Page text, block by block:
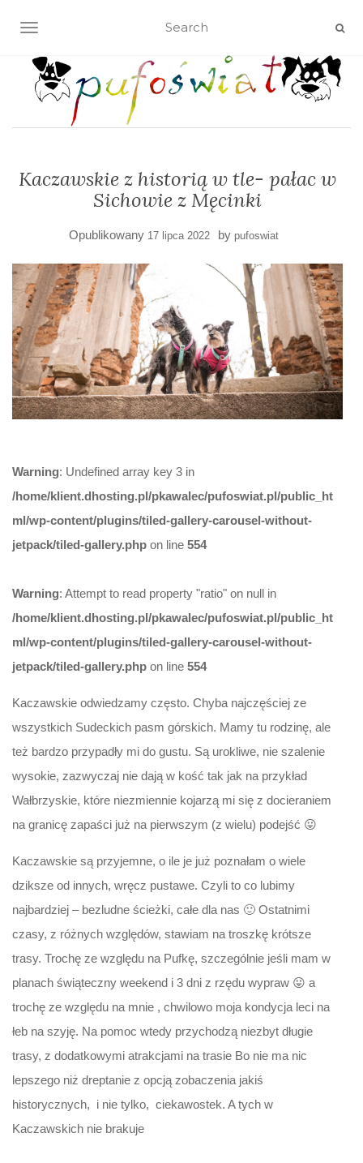
TOGGLE NAVIGATION
Kaczawskie z historią w tle- pałac w
Sichowie z Męcinki
Opublikowany 17 lipca 2022 by pufoswiat
Warning: Undefined array key 3 in
/home/klient.dhosting.pl/pkawalec/pufoswiat.pl/public_ht
ml/wp-content/plugins/tiled-gallery-carousel-without-
jetpack/tiled-gallery.php on line 554
Warning: Attempt to read property "ratio" on null in
/home/klient.dhosting.pl/pkawalec/pufoswiat.pl/public_ht
ml/wp-content/plugins/tiled-gallery-carousel-without-
jetpack/tiled-gallery.php on line 554
Kaczawskie odwiedzamy często. Chyba najczęściej ze
wszystkich Sudeckich pasm górskich. Mamy tu rodzinę, ale
też bardzo przypadły mi do gustu. Są urokliwe, nie szalenie
wysokie, zazwyczaj nie dają w kość tak jak na przykład
Wałbrzyskie, które niezmiennie kojarzą mi się z docieraniem
na granicę zapaści już na pierwszym (z wielu) podejść 😛
Kaczawskie są przyjemne, o ile je już poznałam o wiele
dziksze od innych, wręcz pustawe. Czyli to co lubimy
najbardziej – bezludne ścieżki, całe dla nas 🙂 Ostatnimi
czasy, z różnych względów, stawiam na troszkę krótsze
trasy. Trochę ze względu na Pufkę, szczególnie jeśli mam w
planach świąteczny weekend i 3 dni z rzędu wypraw 😛 a
trochę ze względu na mnie , chwilowo moja kondycja leci na
łeb na szyję. Na pomoc wtedy przychodzą niezbyt długie
trasy, z dodatkowymi atrakcjami na trasie Bo nie ma nic
lepszego niż dreptanie z opcją zobaczenia jakiś
historycznych, i nie tylko, ciekawostek. A tych w
Kaczawskich nie brakuje